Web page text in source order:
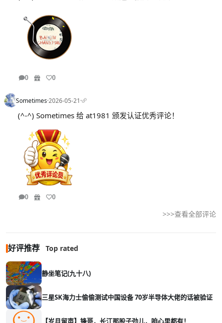
0 0
Sometimes·2026-05-21·
(^-^) Sometimes 给 at1981 颁发认证优秀评论！
0 0
>>>查看全部评论
好评推荐 Top rated
静坐笔记(九十八)
三星SK海力士偷偷测试中国设备 70岁半导体大佬的话被验证
【岁月留声】锋哥，长江那股子劲儿，咱心里都有！